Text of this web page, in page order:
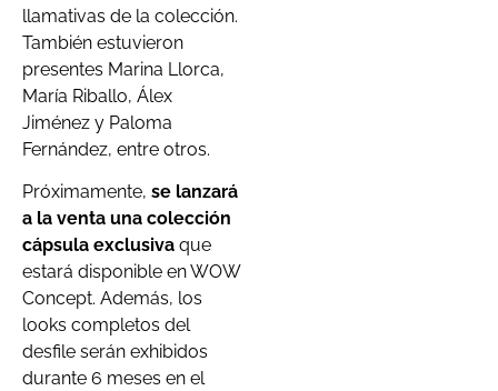
llamativas de la colección.
También estuvieron
presentes Marina Llorca,
María Riballo, Álex
Jiménez y Paloma
Fernández, entre otros.
Próximamente, se lanzará
a la venta una colección
cápsula exclusiva que
estará disponible en WOW
Concept. Además, los
looks completos del
desfile serán exhibidos
durante 6 meses en el